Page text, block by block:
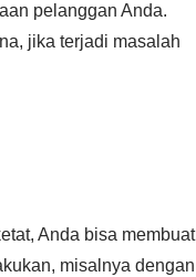
pelanggan Anda.
jika terjadi masalah
Anda bisa membuat
misalnya dengan